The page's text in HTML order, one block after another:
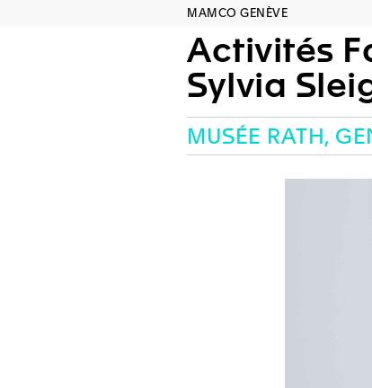
MAMCO GENÈVE
Activités
Sylvia
MUSÉE RATH,